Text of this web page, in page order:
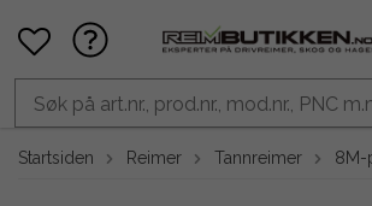
Startsiden Reimer Tannreimer 8M-